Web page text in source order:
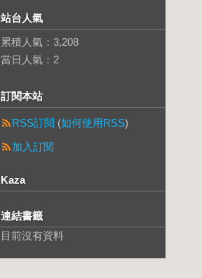
站台人氣
累積人氣： 3,208
當日人氣： 2
訂閱本站
RSS訂閱 (如何使用RSS)
加入訂閱
Kaza
連結書籤
目前沒有資料